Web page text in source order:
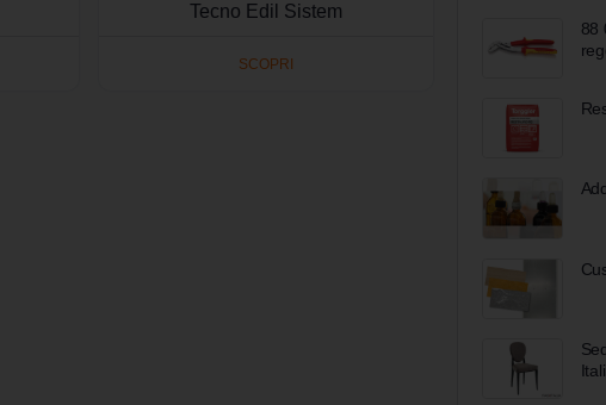
Tecno Edil Sistem
SCOPRI
88